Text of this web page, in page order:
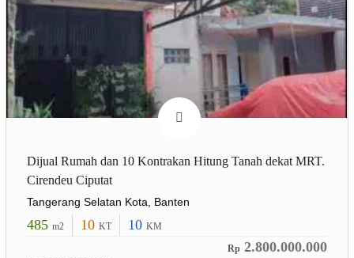
Dijual Rumah dan 10 Kontrakan Hitung Tanah dekat MRT.
Cirendeu Ciputat
Tangerang Selatan Kota, Banten
485 m2 10 KT 10 KM
Rp 2.800.000.000